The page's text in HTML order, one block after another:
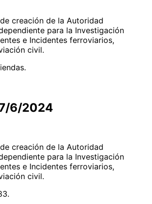
creación de la Autoridad
para la Investigación
e Incidentes ferroviarios,
civil.
6/2024
creación de la Autoridad
para la Investigación
e Incidentes ferroviarios,
civil.